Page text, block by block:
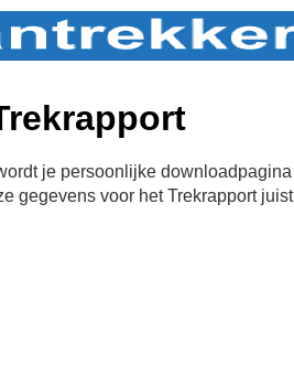
je persoonlijke downloadpagina
gegevens voor het Trekrapport juist